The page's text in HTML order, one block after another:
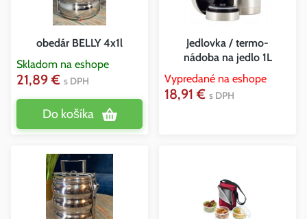
obedár BELLY 4x1l
Skladom na eshope
21,89 € s DPH
Do košíka
Jedlovka / termo-
nádoba na jedlo 1L
Vypredané na eshope
18,91 € s DPH